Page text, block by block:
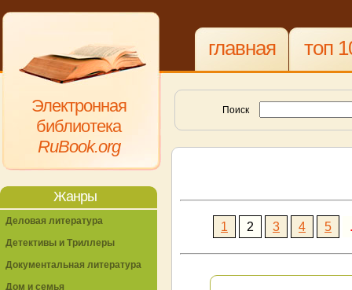
Электронная
библиотека
RuBook.org
главная топ
Поиск
1 2 3 4 5
Жанры
Деловая литература
Детективы и Триллеры
Документальная литература
Дом и семья